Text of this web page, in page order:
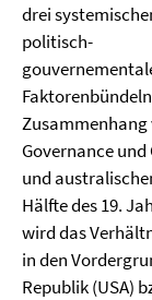
drei
politisch-
Zusammenhang
Governance
und
Hälfte des 19.
wird das
in den
Republik (USA)